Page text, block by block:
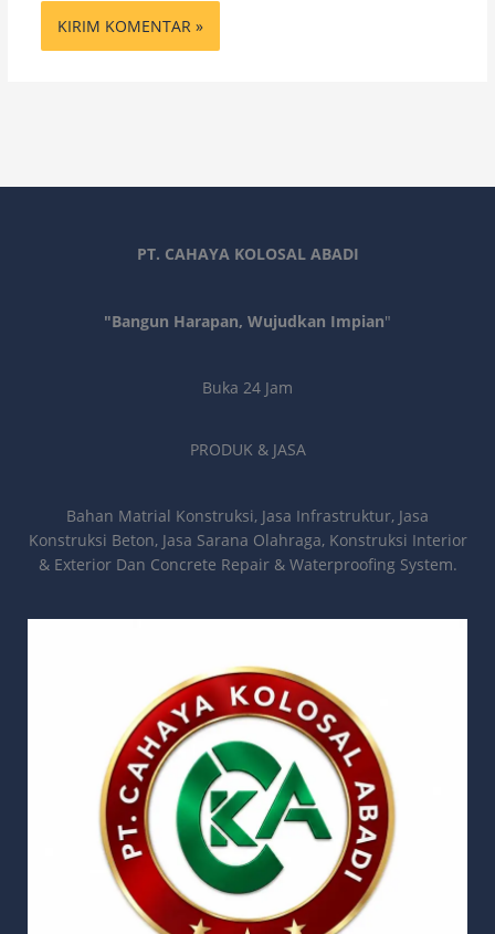
PT. CAHAYA KOLOSAL ABADI
"Bangun Harapan, Wujudkan Impian"
Buka 24 Jam
PRODUK & JASA
Bahan Matrial Konstruksi, Jasa Infrastruktur, Jasa
Konstruksi Beton, Jasa Sarana Olahraga, Konstruksi Interior
& Exterior Dan Concrete Repair & Waterproofing System.